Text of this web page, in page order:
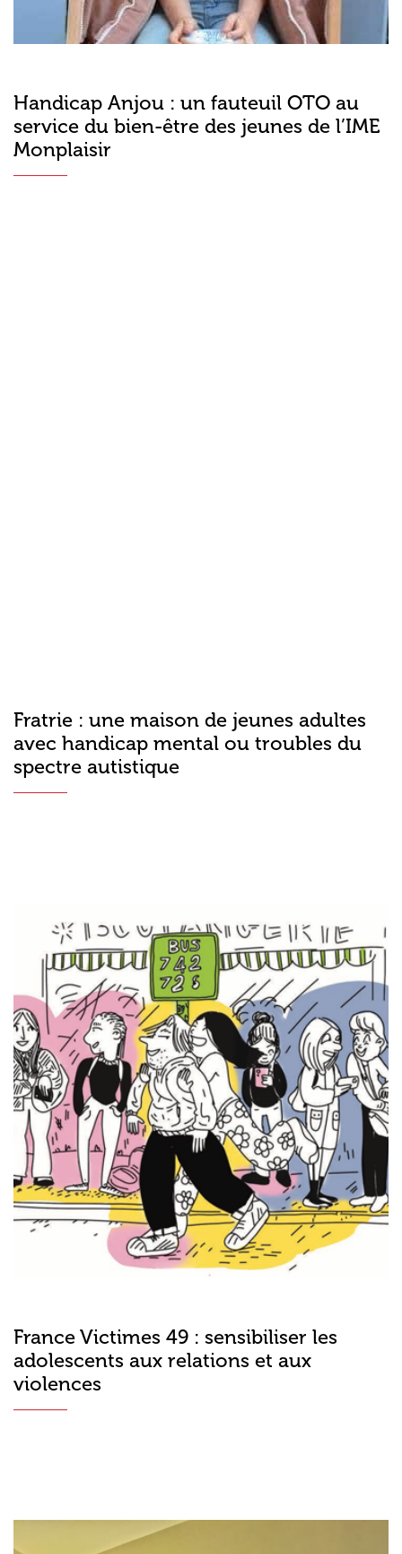
Handicap Anjou : un fauteuil OTO au
service du bien-être des jeunes de l’IME
Monplaisir
Fratrie : une maison de jeunes adultes
avec handicap mental ou troubles du
spectre autistique
France Victimes 49 : sensibiliser les
adolescents aux relations et aux
violences